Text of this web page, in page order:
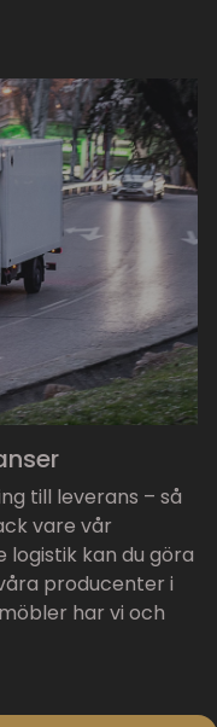
till leverans – så
vare vår
kan du göra
producenter i
har vi och